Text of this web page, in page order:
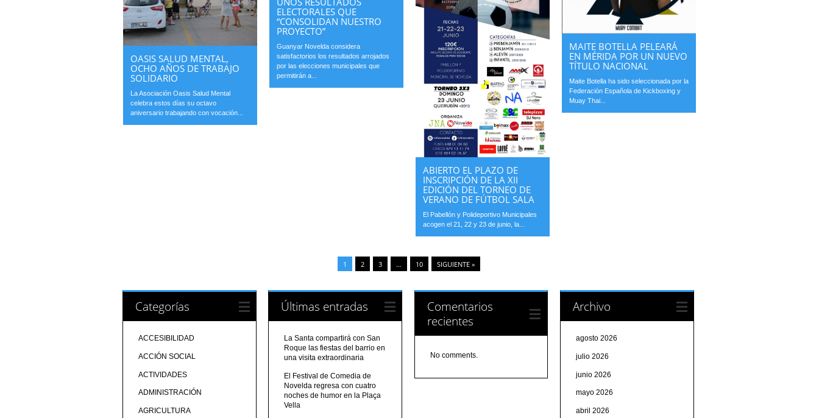
ELECTORALES QUE
“CONSOLIDAN NUESTRO
PROYECTO”
Guanyar Novelda considera
satisfactorios los resultados arrojados
por las elecciones municipales que
permitirán a...
MAITE BOTELLA PELEARÁ
EN MÉRIDA POR UN NUEVO
TÍTULO NACIONAL
Maite Botella ha sido seleccionada por la
Federación Española de Kickboxing y
Muay Thai...
OASIS SALUD MENTAL,
OCHO AÑOS DE TRABAJO
SOLIDARIO
La Asociación Oasis Salud Mental
celebra estos días su octavo
aniversario trabajando con vocación...
ABIERTO EL PLAZO DE
INSCRIPCIÓN DE LA XII
EDICIÓN DEL TORNEO DE
VERANO DE FÚTBOL SALA
El Pabellón y Polideportivo Municipales
acogen el 21, 22 y 23 de junio, la...
1 2 3 … 10 SIGUIENTE »
Categorías
ACCESIBILIDAD
ACCIÓN SOCIAL
ACTIVIDADES
ADMINISTRACIÓN
AGRICULTURA
Últimas entradas
La Santa compartirá con San
Roque las fiestas del barrio en
una visita extraordinaria
El Festival de Comedia de
Novelda regresa con cuatro
noches de humor en la Plaça
Vella
Comentarios
recientes
No comments.
Archivo
agosto 2026
julio 2026
junio 2026
mayo 2026
abril 2026